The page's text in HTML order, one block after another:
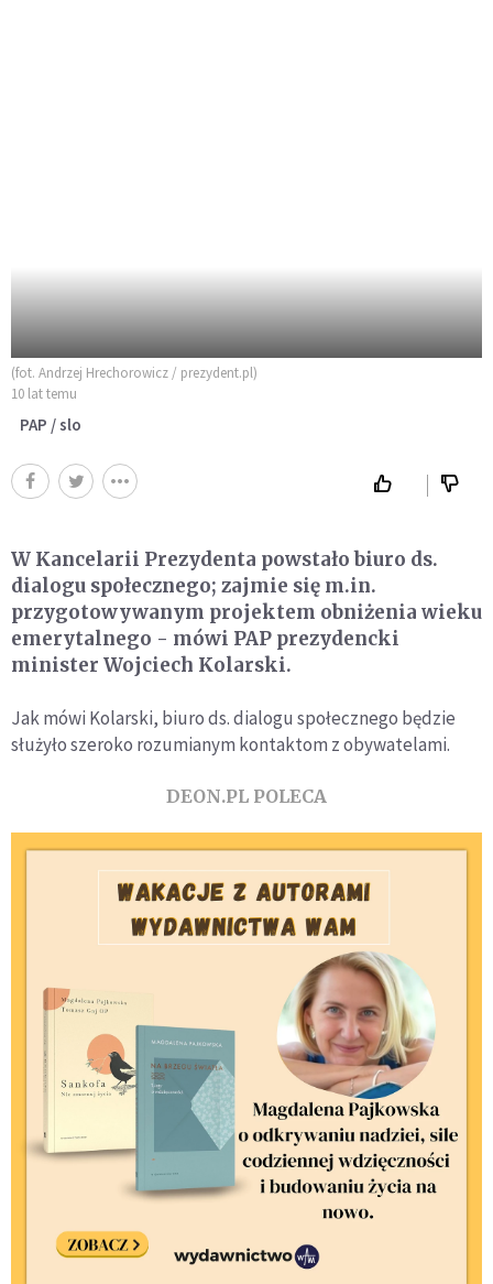
(fot. Andrzej Hrechorowicz / prezydent.pl)
10 lat temu
PAP / slo
W Kancelarii Prezydenta powstało biuro ds.
dialogu społecznego; zajmie się m.in.
przygotowywanym projektem obniżenia wieku
emerytalnego - mówi PAP prezydencki
minister Wojciech Kolarski.
Jak mówi Kolarski, biuro ds. dialogu społecznego będzie
służyło szeroko rozumianym kontaktom z obywatelami.
DEON.PL POLECA